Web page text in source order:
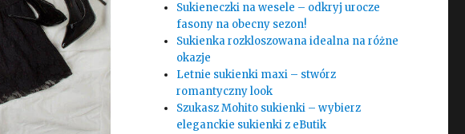
Sukieneczki na wesele – odkryj urocze
fasony na obecny sezon!
Sukienka rozkloszowana idealna na różne
okazje
Letnie sukienki maxi – stwórz
romantyczny look
Szukasz Mohito sukienki – wybierz
eleganckie sukienki z eButik